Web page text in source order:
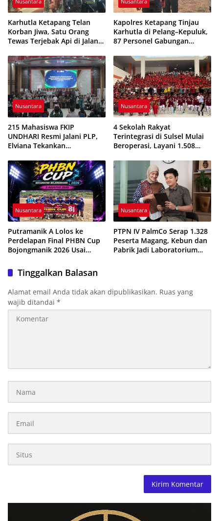
Karhutla Ketapang Telan
Korban Jiwa, Satu Orang
Tewas Terjebak Api di Jalan
Kapolres Ketapang Tinjau
Karhutla di Pelang–Kepuluk,
87 Personel Gabungan
Nusantara
215 Mahasiswa FKIP
UNDHARI Resmi Jalani PLP,
Elviana Tekankan
dan Profesionalisme Calon
Guru
Nusantara
4 Sekolah Rakyat
Terintegrasi di Sulsel Mulai
Beroperasi, Layani 1.508
2026/2027
Nusantara
Putramanik A Lolos ke
Perdelapan Final PHBN Cup
Bojongmanik 2026 Usai
Nusantara
PTPN IV PalmCo Serap 1.328
Peserta Magang, Kebun dan
Pabrik Jadi Laboratorium
Tinggalkan Balasan
Alamat email Anda tidak akan dipublikasikan. Ruas yang
wajib ditandai *